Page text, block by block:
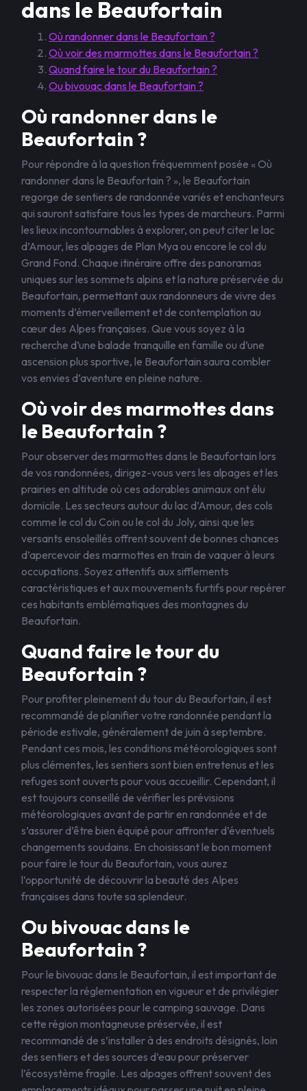
dans le Beaufortain
Où randonner dans le Beaufortain ?
Où voir des marmottes dans le Beaufortain ?
Quand faire le tour du Beaufortain ?
Ou bivouac dans le Beaufortain ?
Où randonner dans le
Beaufortain ?
Pour répondre à la question fréquemment posée « Où
randonner dans le Beaufortain ? », le Beaufortain
regorge de sentiers de randonnée variés et enchanteurs
qui sauront satisfaire tous les types de marcheurs. Parmi
les lieux incontournables à explorer, on peut citer le lac
d’Amour, les alpages de Plan Mya ou encore le col du
Grand Fond. Chaque itinéraire offre des panoramas
uniques sur les sommets alpins et la nature préservée du
Beaufortain, permettant aux randonneurs de vivre des
moments d’émerveillement et de contemplation au
cœur des Alpes françaises. Que vous soyez à la
recherche d’une balade tranquille en famille ou d’une
ascension plus sportive, le Beaufortain saura combler
vos envies d’aventure en pleine nature.
Où voir des marmottes dans
le Beaufortain ?
Pour observer des marmottes dans le Beaufortain lors
de vos randonnées, dirigez-vous vers les alpages et les
prairies en altitude où ces adorables animaux ont élu
domicile. Les secteurs autour du lac d’Amour, des cols
comme le col du Coin ou le col du Joly, ainsi que les
versants ensoleillés offrent souvent de bonnes chances
d’apercevoir des marmottes en train de vaquer à leurs
occupations. Soyez attentifs aux sifflements
caractéristiques et aux mouvements furtifs pour repérer
ces habitants emblématiques des montagnes du
Beaufortain.
Quand faire le tour du
Beaufortain ?
Pour profiter pleinement du tour du Beaufortain, il est
recommandé de planifier votre randonnée pendant la
période estivale, généralement de juin à septembre.
Pendant ces mois, les conditions météorologiques sont
plus clémentes, les sentiers sont bien entretenus et les
refuges sont ouverts pour vous accueillir. Cependant, il
est toujours conseillé de vérifier les prévisions
météorologiques avant de partir en randonnée et de
s’assurer d’être bien équipé pour affronter d’éventuels
changements soudains. En choisissant le bon moment
pour faire le tour du Beaufortain, vous aurez
l’opportunité de découvrir la beauté des Alpes
françaises dans toute sa splendeur.
Ou bivouac dans le
Beaufortain ?
Pour le bivouac dans le Beaufortain, il est important de
respecter la réglementation en vigueur et de privilégier
les zones autorisées pour le camping sauvage. Dans
cette région montagneuse préservée, il est
recommandé de s’installer à des endroits désignés, loin
des sentiers et des sources d’eau pour préserver
l’écosystème fragile. Les alpages offrent souvent des